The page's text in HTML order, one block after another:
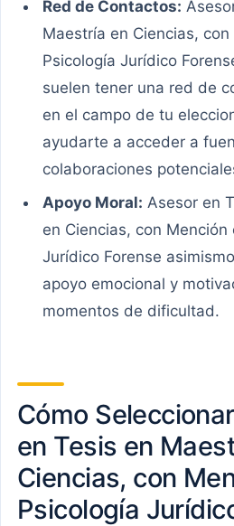
Red de Contactos:
Maestría en Ciencias,
Psicología Jurídico
suelen tener una red de
en el campo de tu
ayudarte a acceder a
colaboraciones
Apoyo Moral: Asesor en
en Ciencias, con Mención
Jurídico Forense
apoyo emocional y
momentos de dificultad.
Cómo
en Tesis en
Ciencias, con
Psicología